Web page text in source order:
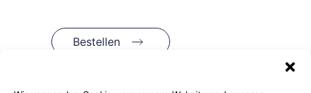
Bestellen